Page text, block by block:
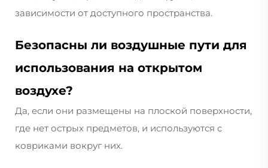
зависимости от доступного пространства.
Безопасны ли воздушные пути для
использования на открытом
воздухе?
Да, если они размещены на плоской поверхности,
где нет острых предметов, и используются с
ковриками вокруг них.